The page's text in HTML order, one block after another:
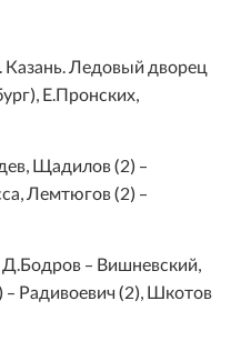
Казань. Ледовый дворец
Е.Пронских,
Щадилов (2) –
Лемтюгов (2) –
Д.Бодров – Вишневский,
Радивоевич (2), Шкотов